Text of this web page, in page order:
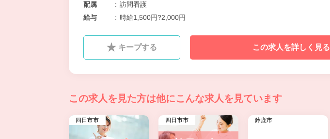
配属 : 訪問看護
給与
: 時給1,500円?2,000円
キープする この求人を詳しく見る
この求人を見た方は他にこんな求人を見ています
四日市市 四日市市 鈴鹿市